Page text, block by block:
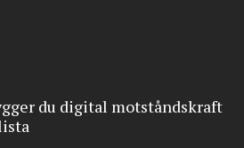
du digital motståndskraft